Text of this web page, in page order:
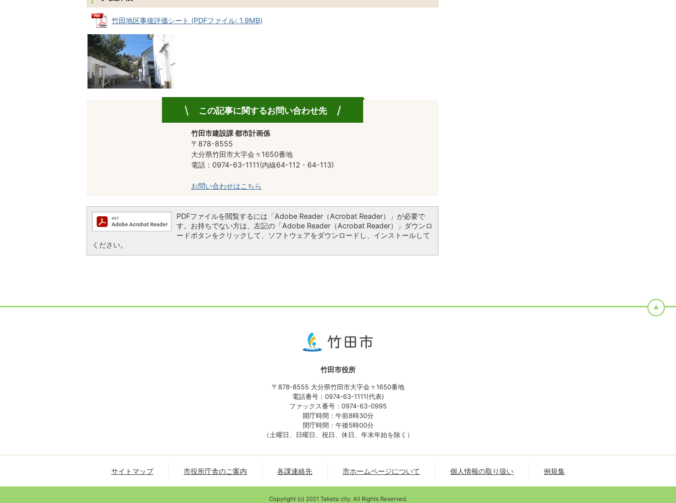
竹田地区事後評価シート (PDFファイル: 1.9MB)
この記事に関するお問い合わせ先
竹田市建設課 都市計画係
〒878-8555
大分県竹田市大字会々1650番地
電話：0974-63-1111(内線64-112・64-113)
お問い合わせはこちら
PDFファイルを閲覧するには「Adobe Reader（Acrobat Reader）」が必要で
す。お持ちでない方は、左記の「Adobe Reader（Acrobat Reader）」ダウンロ
ードボタンをクリックして、ソフトウェアをダウンロードし、インストールして
ください。
竹田市役所
〒878-8555 大分県竹田市大字会々1650番地
電話番号：0974-63-1111(代表)
ファックス番号：0974-63-0995
開庁時間：午前8時30分
閉庁時間：午後5時00分
（土曜日、日曜日、祝日、休日、年末年始を除く）
サイトマップ 市役所庁舎のご案内 各課連絡先 市ホームページについて 個人情報の取り扱い 例規集
Copyright (c) 2021 Taketa city. All Rights Reserved.